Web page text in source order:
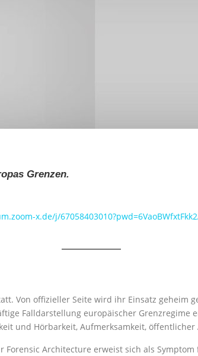
Grenzen.
x.de/j/
Von offizieller Seite wird ihr Einsatz geheim
Falldarstellung europäischer
und Hörbarkeit, Aufmerksamkeit,
Forensic Architecture erweist sich als